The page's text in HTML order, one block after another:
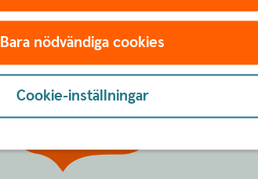
Har du
frågor?
Bara nödvändiga cookies
Cookie-inställningar